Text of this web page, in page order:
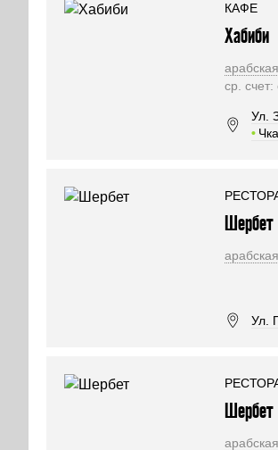
КАФЕ
Хабиби
арабская
ср.
Ул.
•
Шербет
арабская
Ул.
Шербет
арабская